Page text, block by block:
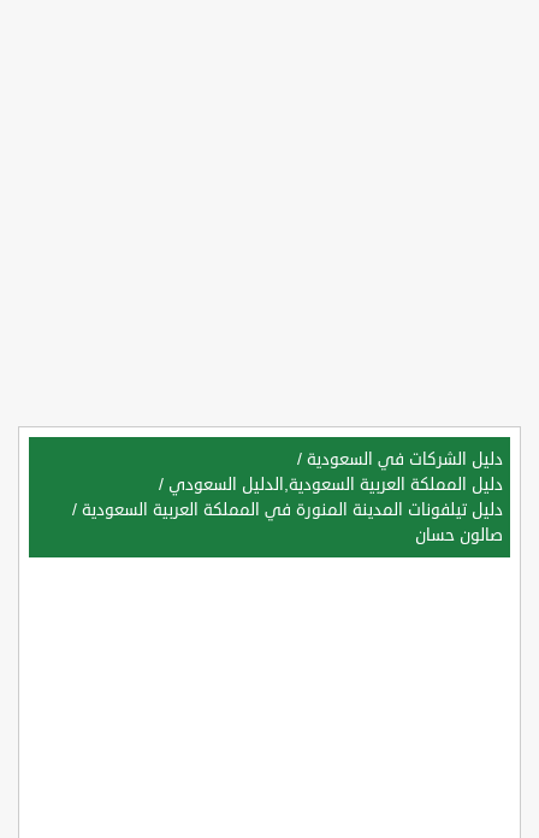
دليل الشركات في السعودية /
دليل المملكة العربية السعودية,الدليل السعودي /
دليل تيلفونات المدينة المنورة في المملكة العربية السعودية /
صالون حسان